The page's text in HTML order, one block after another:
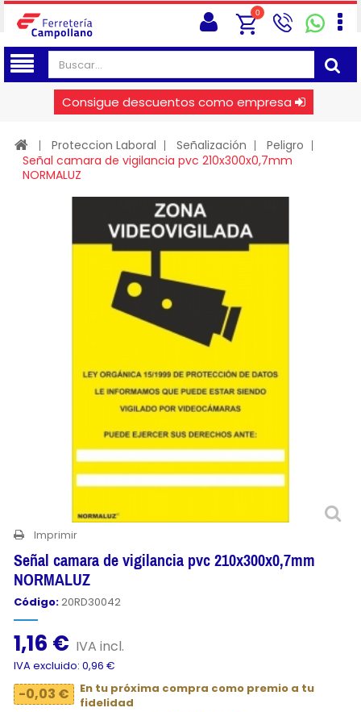
0
Consigue descuentos como empresa
Proteccion Laboral Señalización
Peligro
Señal camara de vigilancia pvc 210x300x0,7mm
NORMALUZ
Imprimir
Señal camara de vigilancia pvc 210x300x0,7mm
NORMALUZ
Código:20RD30042
1,16 € IVA incl.
IVA excluido: 0,96 €
-0,03 €
En tu próxima compra como premio a tu
fidelidad